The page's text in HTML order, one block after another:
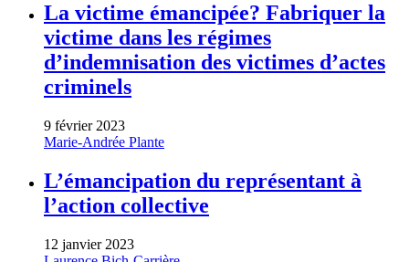
La victime émancipée? Fabriquer la
victime dans les régimes
d’indemnisation des victimes d’actes
criminels
9 février 2023
Marie-Andrée Plante
L’émancipation du représentant à
l’action collective
12 janvier 2023